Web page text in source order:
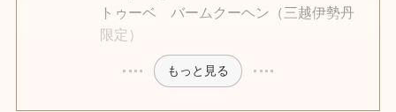
トゥーベ バームクーヘン（三越伊勢丹
限定）
もっと見る